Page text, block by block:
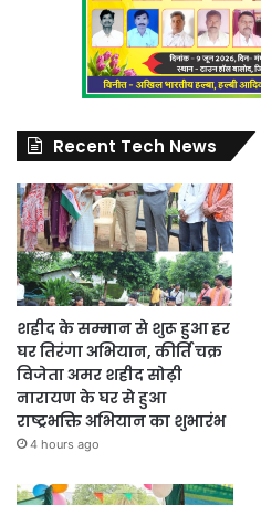
Recent Tech News
शहीद के सम्मान से शुरू हुआ हर
घर तिरंगा अभियान, कीर्ति चक्र
विजेता अमर शहीद सोढ़ी
नारायण के घर से हुआ
राष्ट्रभक्ति अभियान का शुभारंभ
4 hours ago